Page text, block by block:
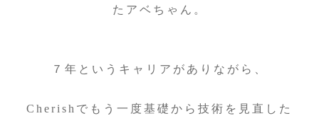
たアベちゃん。
７年というキャリアがありながら、
Cherishでもう一度基礎から技術を見直した